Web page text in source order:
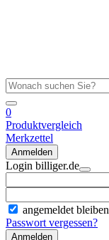
0
Produktvergleich
Merkzettel
Anmelden
Login billiger.de
angemeldet bleiben
Passwort vergessen?
Anmelden